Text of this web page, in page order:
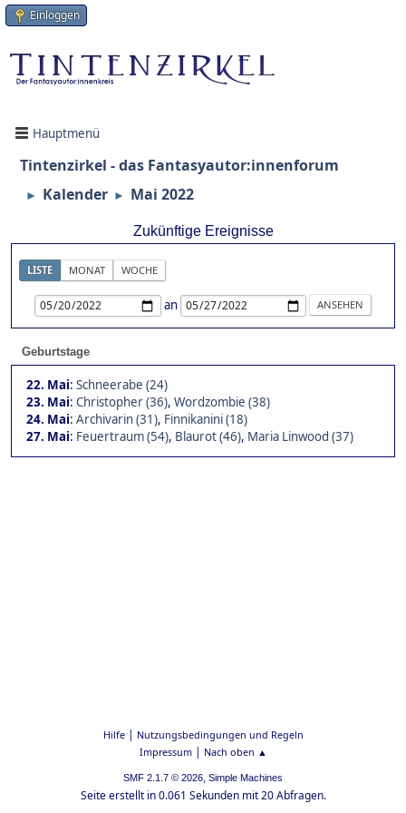
Einloggen
Hauptmenü
Tintenzirkel - das Fantasyautor:innenforum
► Kalender ► Mai 2022
Zukünftige Ereignisse
LISTE MONAT WOCHE
an
Geburtstage
22. Mai: Schneerabe (24)
23. Mai: Christopher (36), Wordzombie (38)
24. Mai: Archivarin (31), Finnikanini (18)
27. Mai: Feuertraum (54), Blaurot (46), Maria Linwood (37)
Hilfe| Nutzungsbedingungen und Regeln
Impressum| Nach oben ▲
SMF 2.1.7 © 2026, Simple Machines
Seite erstellt in 0.061 Sekunden mit 20 Abfragen.